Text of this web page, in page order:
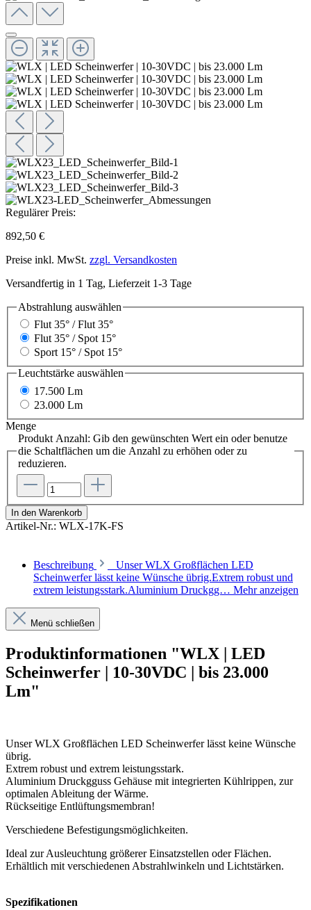
Regulärer Preis:
892,50 €
Preise inkl. MwSt. zzgl. Versandkosten
Versandfertig in 1 Tag, Lieferzeit 1-3 Tage
Abstrahlung auswählen
Flut 35° / Flut 35°
Flut 35° / Spot 15°
Sport 15° / Spot 15°
Leuchtstärke auswählen
17.500 Lm
23.000 Lm
Menge
Produkt Anzahl: Gib den gewünschten Wert ein oder benutze
die Schaltflächen um die Anzahl zu erhöhen oder zu
reduzieren.
In den Warenkorb
Artikel-Nr.: WLX-17K-FS
Beschreibung
Unser WLX Großflächen LED
Scheinwerfer lässt keine Wünsche übrig.Extrem robust und
extrem leistungsstark.Aluminium Druckgg… Mehr anzeigen
Menü schließen
Produktinformationen "WLX | LED
Scheinwerfer | 10-30VDC | bis 23.000
Lm"
Unser WLX Großflächen LED Scheinwerfer lässt keine Wünsche
übrig.
Extrem robust und extrem leistungsstark.
Aluminium Druckgguss Gehäuse mit integrierten Kühlrippen, zur
optimalen Ableitung der Wärme.
Rückseitige Entlüftungsmembran!
Verschiedene Befestigungsmöglichkeiten.
Ideal zur Ausleuchtung größerer Einsatzstellen oder Flächen.
Erhältlich mit verschiedenen Abstrahlwinkeln und Lichtstärken.
Spezifikationen